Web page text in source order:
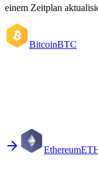
einem Zeitplan
BitcoinBTC
Ethereum